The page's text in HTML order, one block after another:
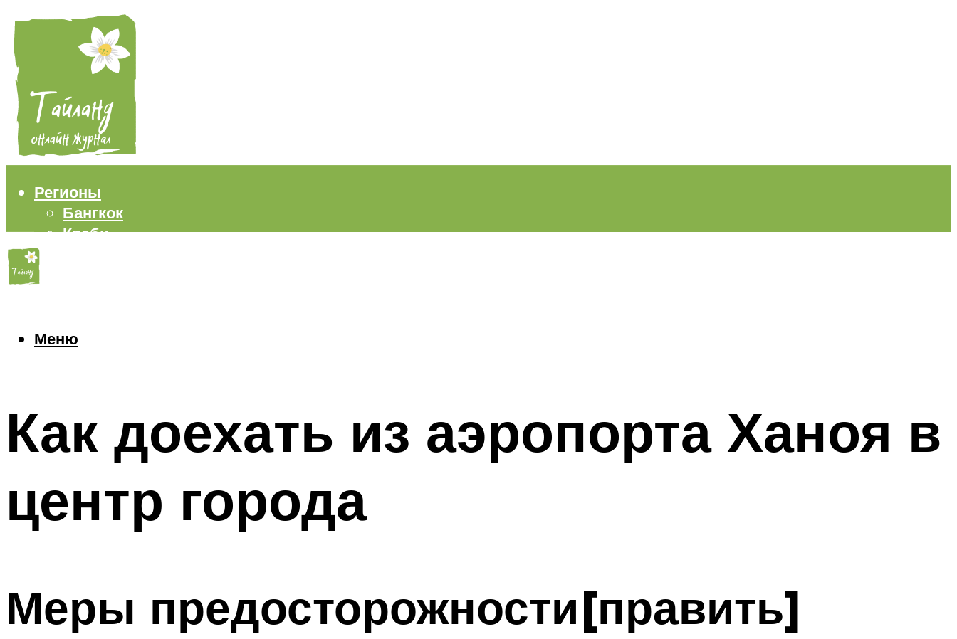
Регионы
Бангкок
Краби
Еда
Меню
Меню
Как доехать из аэропорта Ханоя в
центр города
Меры предосторожности[править]